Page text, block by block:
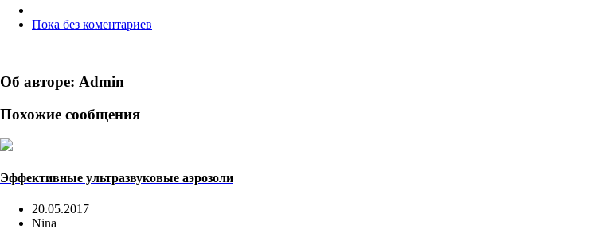
Пока без коментариев
Об авторе: Admin
Похожие сообщения
Эффективные ультразвуковые аэрозоли
20.05.2017
Nina